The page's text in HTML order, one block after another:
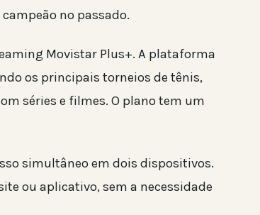
no passado.
Movistar Plus+. A plataforma
os principais torneios de tênis,
séries e filmes. O plano tem um
simultâneo em dois dispositivos.
ou aplicativo, sem a necessidade